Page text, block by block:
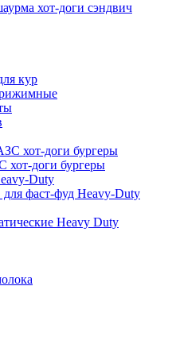
хот-доги сэндвич
кур
хот-доги бургеры
Duty
фаст-фуд Heavy-Duty
Heavy Duty